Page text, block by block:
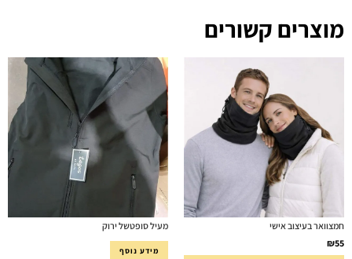
מוצרים קשורים
חמצוואר בעיצוב אישי
₪55
מעיל סופטשל ירוק
מידע נוסף